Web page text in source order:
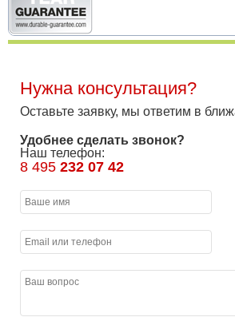
Нужна консультация?
Оставьте заявку, мы ответим в
Удобнее сделать звонок?
Наш телефон:
8 495 232 07 42